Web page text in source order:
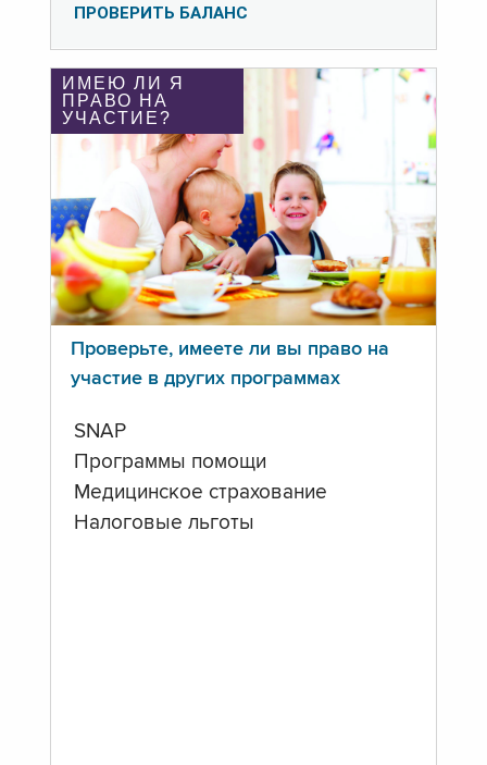
ПРОВЕРИТЬ БАЛАНС
ИМЕЮ ЛИ Я
ПРАВО НА
УЧАСТИЕ?
Проверьте, имеете ли вы право на
участие в других программах
SNAP
Программы помощи
Медицинское страхование
Налоговые льготы